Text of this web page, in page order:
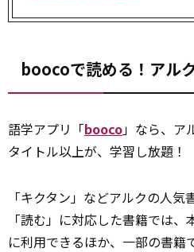
boocoで読める！アル
語学アプリ「booco」なら、ア
タイトル以上が、学習し放題！
「キクタン」などアルクの人気
「読む」に対応した書籍では
に利用できるほか、一部の書籍